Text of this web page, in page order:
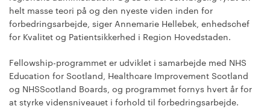
helt masse teori på og den nyeste viden inden for
forbedringsarbejde, siger Annemarie Hellebek, enhedschef
for Kvalitet og Patientsikkerhed i Region Hovedstaden.
Fellowship-programmet er udviklet i samarbejde med NHS
Education for Scotland, Healthcare Improvement Scotland
og NHSScotland Boards, og programmet fornys hvert år for
at styrke vidensniveauet i forhold til forbedringsarbejde.